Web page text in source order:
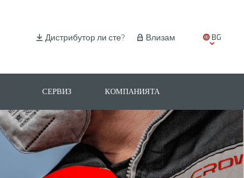
BG
PL
Влизам
Дистрибутор ли сте?
СЕРВИЗ КОМПАНИЯТА